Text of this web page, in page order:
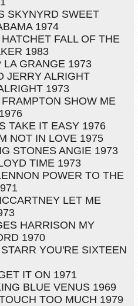
SKYNYRD SWEET
1974
FALL OF THE
1983
LA GRANGE 1973
JERRY ALRIGHT
1973
SHOW ME
TAKE IT EASY 1976
NOT IN LOVE 1975
STONES ANGIE 1973
TIME 1973
POWER TO THE
LET ME
HARRISON MY
1970
YOU'RE SIXTEEN
IT ON 1971
BLUE VENUS 1969
TOO MUCH 1979